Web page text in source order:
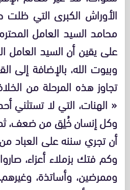
الأوراش الكبرى التي
محامد السيد العامل
على يقين أن السيد العامل
وبيوت الله، بالإضافة إلى
تجاوز هذه المرحلة من
« الهنات، التي لا تستثني
وكل إنسان خُلِق من ضعف،
أن تجري سننه على العباد
وكم فتك بزملاء أعزاء،
وممرضين، وأساتذة،